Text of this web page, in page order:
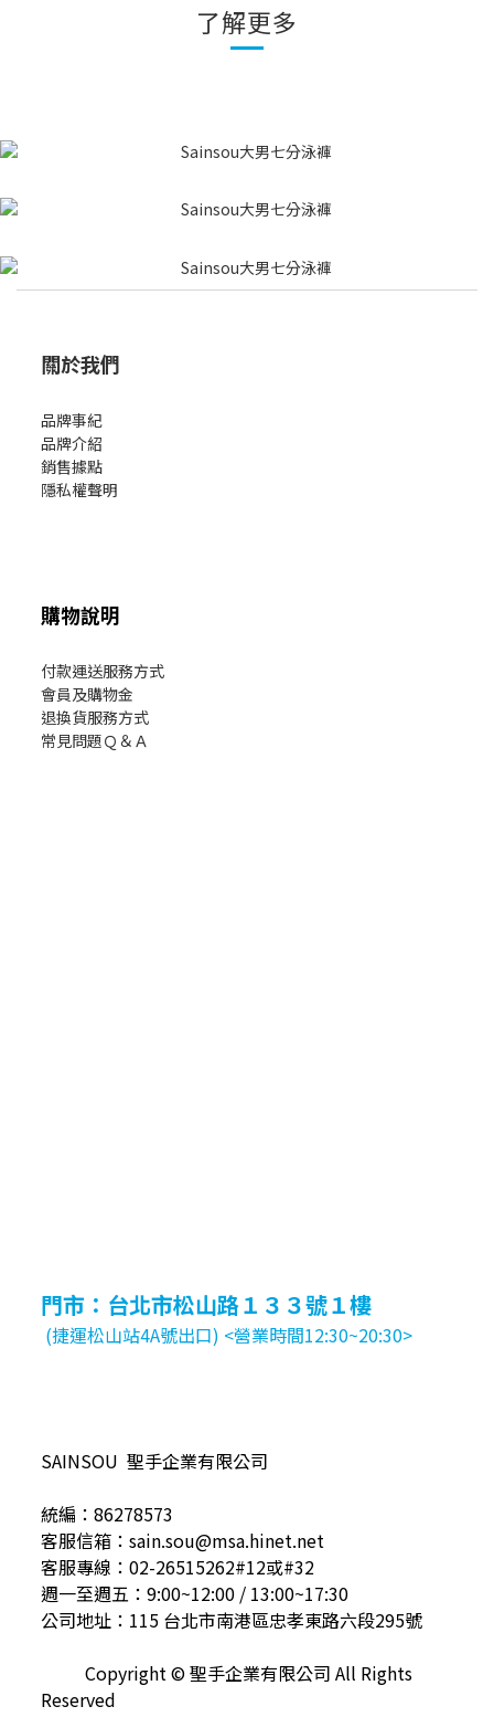
了解更多
關於我們
品牌事紀
品牌介紹
銷售據點
隱私權聲明
購物說明
付款運送服務方式
會員及購物金
退換貨服務方式
常見問題Ｑ＆Ａ
門市：台北市松山路１３３號１樓
(捷運松山站4A號出口) <營業時間12:30~20:30>
SAINSOU 聖手企業有限公司
統編：86278573
客服信箱：sain.sou@msa.hinet.net
客服專線：02-26515262#12或#32
週一至週五：9:00~12:00 / 13:00~17:30
公司地址：115 台北市南港區忠孝東路六段295號
Copyright © 聖手企業有限公司 All Rights
Reserved